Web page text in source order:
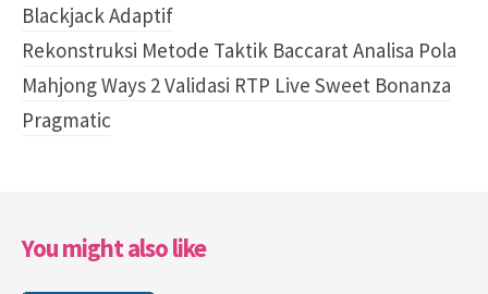
Blackjack Adaptif
Rekonstruksi Metode Taktik Baccarat Analisa Pola
Mahjong Ways 2 Validasi RTP Live Sweet Bonanza
Pragmatic
You might also like